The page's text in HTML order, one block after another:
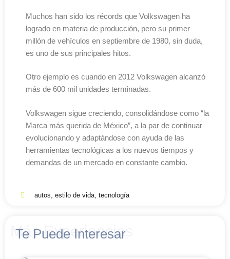
Muchos han sido los récords que Volkswagen ha
logrado en materia de producción, pero su primer
millón de vehículos en septiembre de 1980, sin duda,
es uno de sus principales hitos.
Otro ejemplo es cuando en 2012 Volkswagen alcanzó
más de 600 mil unidades terminadas.
Volkswagen sigue creciendo, consolidándose como “la
Marca más querida de México”, a la par de continuar
evolucionando y adaptándose con ayuda de las
herramientas tecnológicas a los nuevos tiempos y
demandas de un mercado en constante cambio.
autos, estilo de vida, tecnología
Más Experiencias
Te Puede Interesar